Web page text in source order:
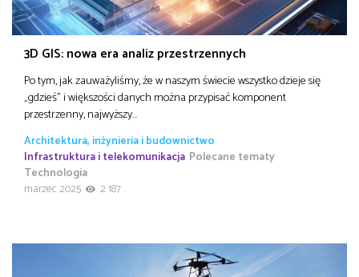
3D GIS: nowa era analiz przestrzennych
Po tym, jak zauważyliśmy, że w naszym świecie wszystko dzieje się
„gdzieś” i większości danych można przypisać komponent
przestrzenny, najwyższy…
Architektura, inżynieria i budownictwo
Infrastruktura i telekomunikacja Polecane tematy
Technologia
marzec 2025
2 187